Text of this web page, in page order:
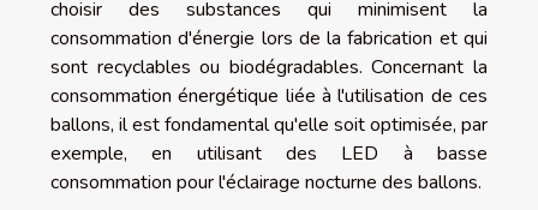
choisir des substances qui minimisent la
consommation d'énergie lors de la fabrication et qui
sont recyclables ou biodégradables. Concernant la
consommation énergétique liée à l'utilisation de ces
ballons, il est fondamental qu'elle soit optimisée, par
exemple, en utilisant des LED à basse
consommation pour l'éclairage nocturne des ballons.